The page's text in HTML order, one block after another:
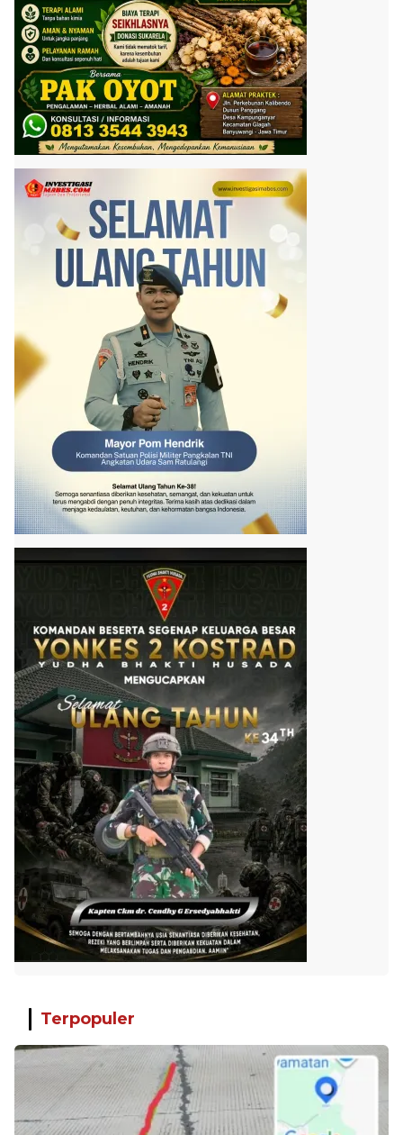
Terpopuler